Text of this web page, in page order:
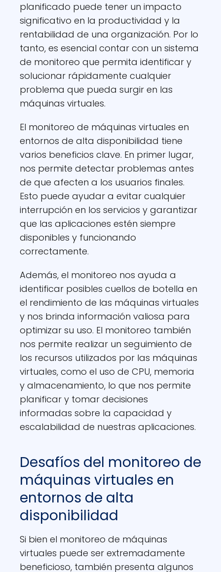
planificado puede tener un impacto
significativo en la productividad y la
rentabilidad de una organización. Por lo
tanto, es esencial contar con un sistema
de monitoreo que permita identificar y
solucionar rápidamente cualquier
problema que pueda surgir en las
máquinas virtuales.
El monitoreo de máquinas virtuales en
entornos de alta disponibilidad tiene
varios beneficios clave. En primer lugar,
nos permite detectar problemas antes
de que afecten a los usuarios finales.
Esto puede ayudar a evitar cualquier
interrupción en los servicios y garantizar
que las aplicaciones estén siempre
disponibles y funcionando
correctamente.
Además, el monitoreo nos ayuda a
identificar posibles cuellos de botella en
el rendimiento de las máquinas virtuales
y nos brinda información valiosa para
optimizar su uso. El monitoreo también
nos permite realizar un seguimiento de
los recursos utilizados por las máquinas
virtuales, como el uso de CPU, memoria
y almacenamiento, lo que nos permite
planificar y tomar decisiones
informadas sobre la capacidad y
escalabilidad de nuestras aplicaciones.
Desafíos del monitoreo de
máquinas virtuales en
entornos de alta
disponibilidad
Si bien el monitoreo de máquinas
virtuales puede ser extremadamente
beneficioso, también presenta algunos